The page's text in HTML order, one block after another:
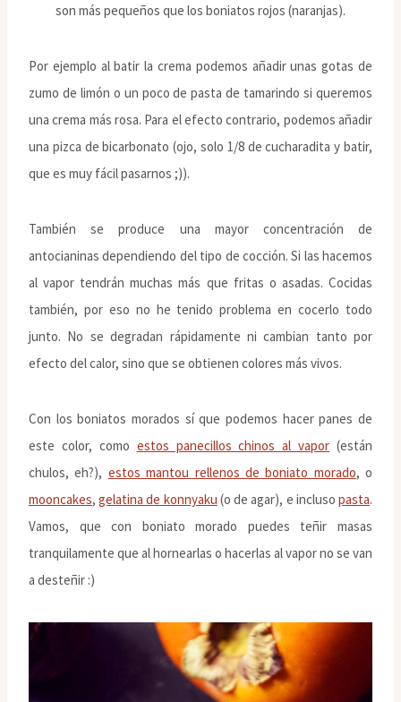
son más pequeños que los boniatos rojos (naranjas).
Por ejemplo al batir la crema podemos añadir unas gotas de
zumo de limón o un poco de pasta de tamarindo si queremos
una crema más rosa. Para el efecto contrario, podemos añadir
una pizca de bicarbonato (ojo, solo 1/8 de cucharadita y batir,
que es muy fácil pasarnos ;)).
También se produce una mayor concentración de
antocianinas dependiendo del tipo de cocción. Si las hacemos
al vapor tendrán muchas más que fritas o asadas. Cocidas
también, por eso no he tenido problema en cocerlo todo
junto. No se degradan rápidamente ni cambian tanto por
efecto del calor, sino que se obtienen colores más vivos.
Con los boniatos morados sí que podemos hacer panes de
este color, como estos panecillos chinos al vapor (están
chulos, eh?), estos mantou rellenos de boniato morado, o
mooncakes,gelatina de konnyaku (o de agar), e inclusopasta.
Vamos, que con boniato morado puedes teñir masas
tranquilamente que al hornearlas o hacerlas al vapor no se van
a desteñir :)